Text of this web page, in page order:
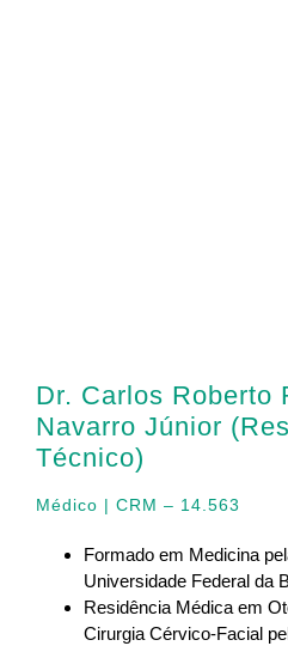
Dr. Carlos Roberto
Navarro Júnior
Técnico)
Médico | CRM – 14.563
Formado em Medicina
Universidade Federal da
Residência Médica em
Cirurgia Cérvico-Facial